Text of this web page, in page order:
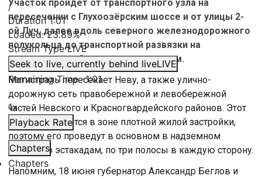
/
Duration1:01
Loaded:23.89%
Stream TypeLIVE
Seek to live, currently behind liveLIVE
Remaining Time-1:01
1x
Playback Rate
Chapters
Chapters
Участок пройдет от транспортного узла на
пересечении с Глухоозёрским шоссе и от улицы 2-
ой Луч, далее вдоль северного железнодорожного
полукольца до транспортной развязки на
пересечении с Союзным проспектом.
Магистраль пересекает Неву, а также улично-
дорожную сеть правобережной и левобережной
частей Невского и Красногвардейского районов. Этот
участок находится в зоне плотной жилой застройки,
поэтому его проведут в основном в надземном
уровне по эстакадам, по три полосы в каждую сторону.
Напомним, 18 июня губернатор Александр Беглов и